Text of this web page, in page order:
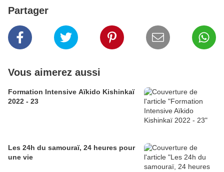
Partager
Vous aimerez aussi
Formation Intensive Aïkido Kishinkaï
2022 - 23
Les 24h du samouraï, 24 heures pour
une vie